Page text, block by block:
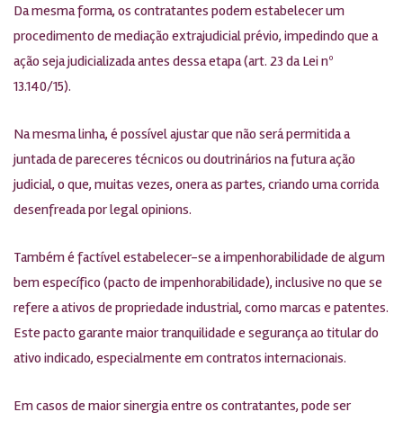
Da mesma forma, os contratantes podem estabelecer um
procedimento de mediação extrajudicial prévio, impedindo que a
ação seja judicializada antes dessa etapa (art. 23 da Lei nº
13.140/15).
Na mesma linha, é possível ajustar que não será permitida a
juntada de pareceres técnicos ou doutrinários na futura ação
judicial, o que, muitas vezes, onera as partes, criando uma corrida
desenfreada por legal opinions.
Também é factível estabelecer-se a impenhorabilidade de algum
bem específico (pacto de impenhorabilidade), inclusive no que se
refere a ativos de propriedade industrial, como marcas e patentes.
Este pacto garante maior tranquilidade e segurança ao titular do
ativo indicado, especialmente em contratos internacionais.
Em casos de maior sinergia entre os contratantes, pode ser